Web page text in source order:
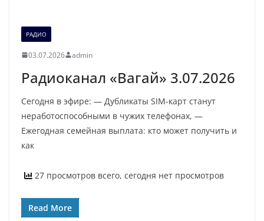
РАДИО
03.07.2026 admin
Радиоканал «Вагай» 3.07.2026
Сегодня в эфире: — Дубликаты SIM-карт станут
неработоспособными в чужих телефонах, —
Ежегодная семейная выплата: кто может получить и
как
27 просмотров всего, сегодня нет просмотров
Read More